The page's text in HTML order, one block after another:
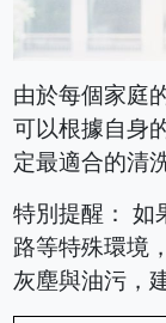
由於每個家庭
可以根據自身
定最適合的清
特別提醒： 如
路等特殊環境
灰塵與油污，